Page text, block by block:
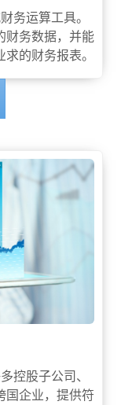
务运算工具。
财务数据，并能
的财务报表。
控股子公司、
国企业，提供符